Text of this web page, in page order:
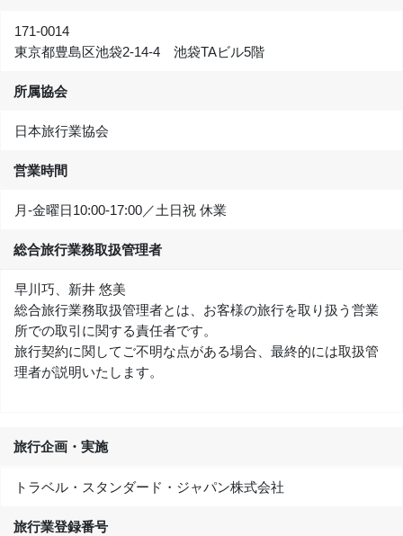
171-0014
東京都豊島区池袋2-14-4 池袋TAビル5階
所属協会
日本旅行業協会
営業時間
月-金曜日10:00‐17:00／土日祝 休業
総合旅行業務取扱管理者
早川巧、新井 悠美
総合旅行業務取扱管理者とは、お客様の旅行を取り扱う営業
所での取引に関する責任者です。
旅行契約に関してご不明な点がある場合、最終的には取扱管
理者が説明いたします。
旅行企画・実施
トラベル・スタンダード・ジャパン株式会社
旅行業登録番号